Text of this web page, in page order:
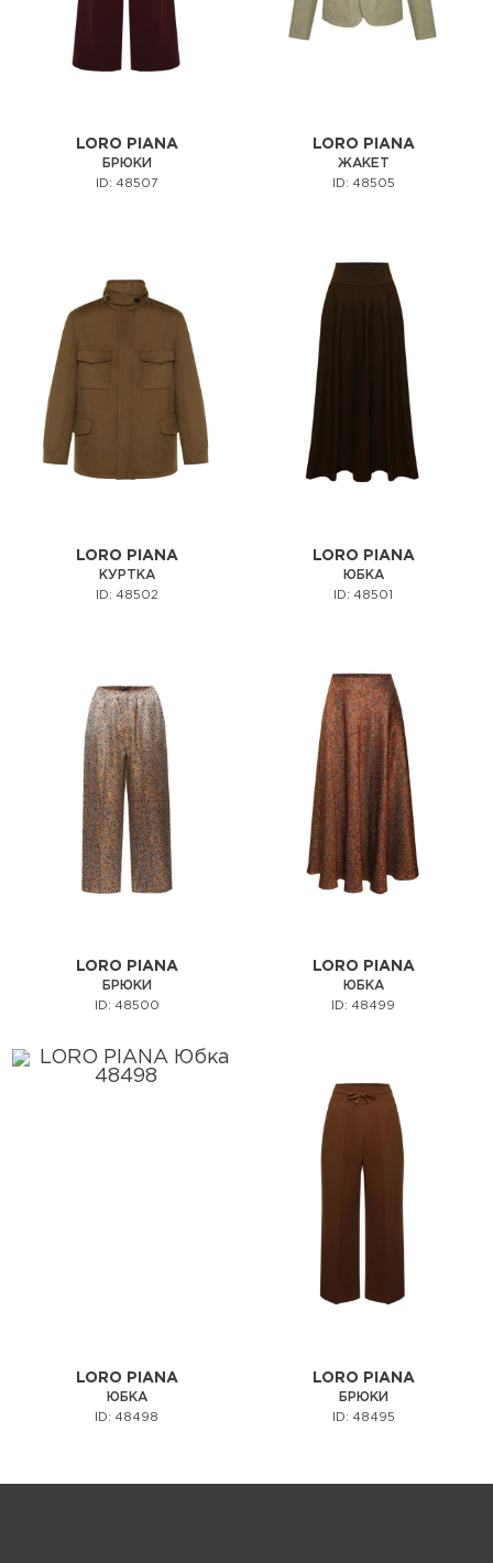
LORO PIANA
БРЮКИ
ID: 48507
LORO PIANA
ЖАКЕТ
ID: 48505
LORO PIANA
КУРТКА
ID: 48502
LORO PIANA
ЮБКА
ID: 48501
LORO PIANA
БРЮКИ
ID: 48500
LORO PIANA
ЮБКА
ID: 48499
LORO PIANA
ЮБКА
ID: 48498
LORO PIANA
БРЮКИ
ID: 48495